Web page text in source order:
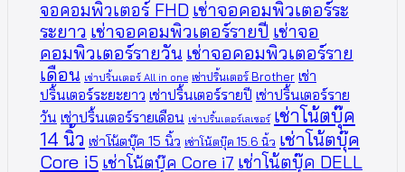
จอคอมพิวเตอร์ FHD เช่าจอคอมพิวเตอร์ระ
ระยาว เช่าจอคอมพิวเตอร์รายปี เช่าจอ
คอมพิวเตอร์รายวัน เช่าจอคอมพิวเตอร์ราย
เดือน เช่าปริ้นเตอร์ All in one เช่าปริ้นเตอร์ Brother เช่า
ปริ้นเตอร์ระยะยาว เช่าปริ้นเตอร์รายปี เช่าปริ้นเตอร์ราย
วัน เช่าปริ้นเตอร์รายเดือน เช่าปริ้นเตอร์เลเซอร์ เช่าโน้ตบุ๊ค
14 นิ้ว เช่าโน้ตบุ๊ค 15 นิ้ว เช่าโน้ตบุ๊ค 15.6 นิ้ว เช่าโน้ตบุ๊ค
Core i5 เช่าโน้ตบุ๊ค Core i7 เช่าโน้ตบุ๊ค DELL